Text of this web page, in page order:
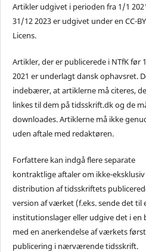
Artikler udgivet i perioden fra 1/1
31/12 2023 er udgivet under en CC-
Licens.
Artikler, der er publicerede i NTfK før
2021 er underlagt dansk ophavsret.
indebærer, at artiklerne må citeres,
linkes til dem på tidsskrift.dk og de
downloades. Artiklerne må ikke
uden aftale med redaktøren.
Forfattere kan indgå flere separate
kontraktlige aftaler om ikke-eksklusiv
distribution af tidsskriftets
version af værket (f.eks. sende det til
institutionslager eller udgive det i en
med en anerkendelse af værkets
publicering i nærværende tidsskrift.